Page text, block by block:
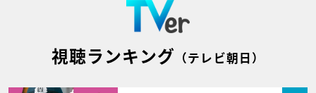
視聴ランキング （テレビ朝日）